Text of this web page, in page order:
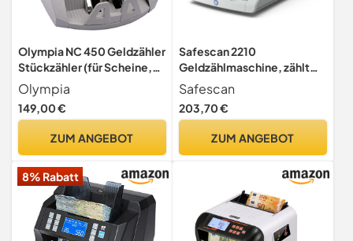
Olympia NC 450 Geldzähler
Stückzähler (für Scheine,
Echtheitsprüfung,
Additionsfunktion, LCD-
Display, Geldzähl-
Pfund etc., Profi
Update-Funktion)
Olympia
149,00 €
ZUM ANGEBOT
Safescan 2210
Geldzählmaschine, zählt
sortierte Banknoten -
Banknotenzähler mit 2-
facher Echtheitsprüfung -
Aller Währungen
Safescan
203,70 €
ZUM ANGEBOT
8% Rabatt